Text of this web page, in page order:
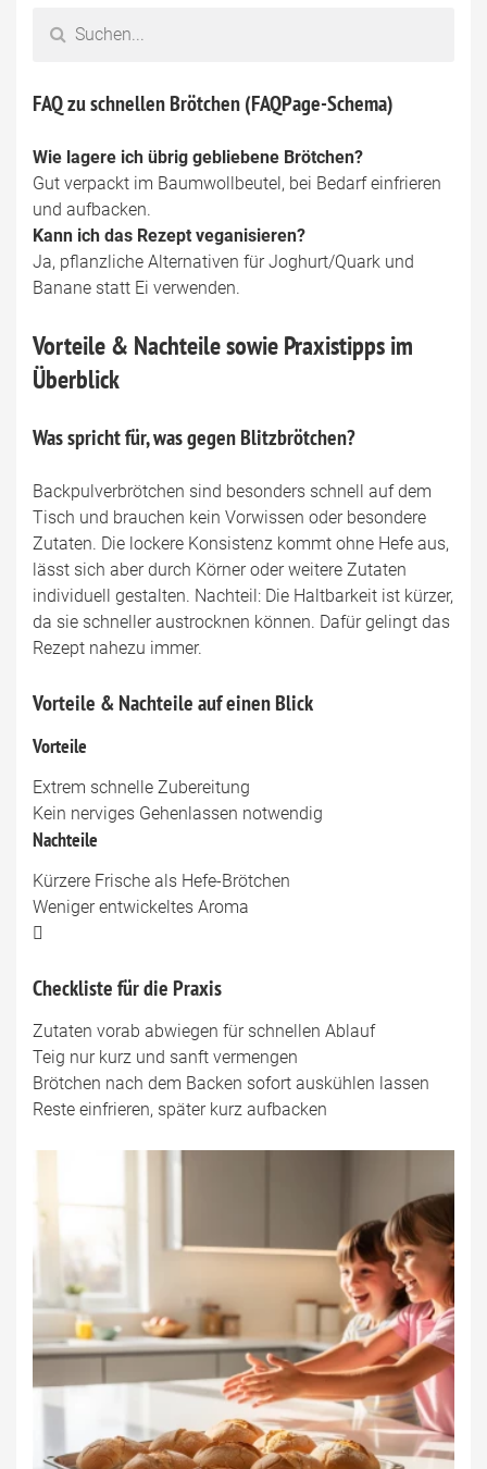
FAQ zu schnellen Brötchen (FAQPage-Schema)
Wie lagere ich übrig gebliebene Brötchen?
Gut verpackt im Baumwollbeutel, bei Bedarf einfrieren
und aufbacken.
Kann ich das Rezept veganisieren?
Ja, pflanzliche Alternativen für Joghurt/Quark und
Banane statt Ei verwenden.
Vorteile & Nachteile sowie Praxistipps im
Überblick
Was spricht für, was gegen Blitzbrötchen?
Backpulverbrötchen sind besonders schnell auf dem
Tisch und brauchen kein Vorwissen oder besondere
Zutaten. Die lockere Konsistenz kommt ohne Hefe aus,
lässt sich aber durch Körner oder weitere Zutaten
individuell gestalten. Nachteil: Die Haltbarkeit ist kürzer,
da sie schneller austrocknen können. Dafür gelingt das
Rezept nahezu immer.
Vorteile & Nachteile auf einen Blick
Vorteile
Extrem schnelle Zubereitung
Kein nerviges Gehenlassen notwendig
Nachteile
Kürzere Frische als Hefe-Brötchen
Weniger entwickeltes Aroma
Checkliste für die Praxis
Zutaten vorab abwiegen für schnellen Ablauf
Teig nur kurz und sanft vermengen
Brötchen nach dem Backen sofort auskühlen lassen
Reste einfrieren, später kurz aufbacken